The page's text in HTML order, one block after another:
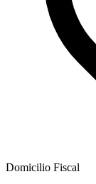
Domicilio Fiscal